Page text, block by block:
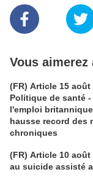
Vous aimerez
(FR) Article 15 août
Politique de santé
l'emploi
hausse record des
chroniques
(FR) Article 10
au suicide assisté